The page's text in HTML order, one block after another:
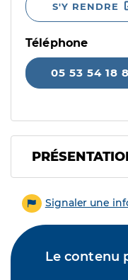
S'Y RENDRE
Téléphone
05 53 54 18
Signaler une
Le contenu